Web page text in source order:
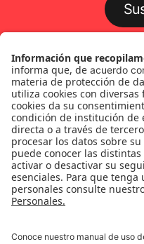
Género
Política
Cultura
Medios y periodismo